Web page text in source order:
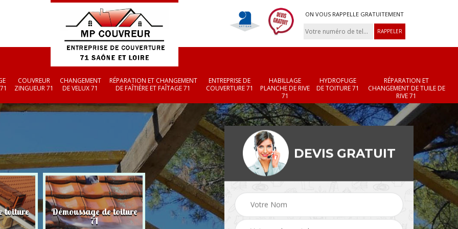
ON VOUS RAPPELLE GRATUITEMENT
COUVREUR
ZINGUEUR 71
CHANGEMENT
DE VELUX 71
RÉPARATION ET CHANGEMENT
DE FAÎTIÈRE ET FAÎTAGE 71
ENTREPRISE DE
COUVERTURE 71
HABILLAGE
PLANCHE DE RIVE
71
HYDROFUGE
DE TOITURE 71
RÉPARATION ET
CHANGEMENT DE TUILE DE
RIVE 71
toiture Démoussage de toiture
71 Couvreur zingueur 71 Changement de velux
71
Réparation et
changement de
et faîtage 71
DEVIS GRATUIT